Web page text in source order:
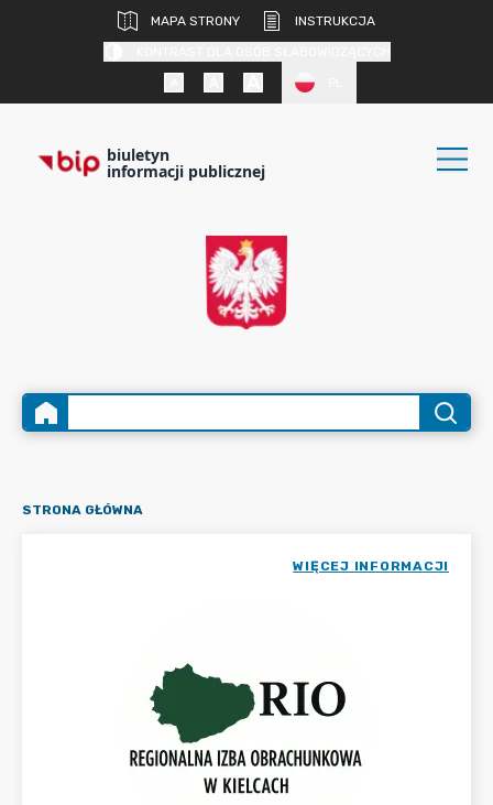
MAPA STRONY
INSTRUKCJA
biuletyn
informacji publicznej
STRONA GŁÓWNA
WIĘCEJ INFORMACJI